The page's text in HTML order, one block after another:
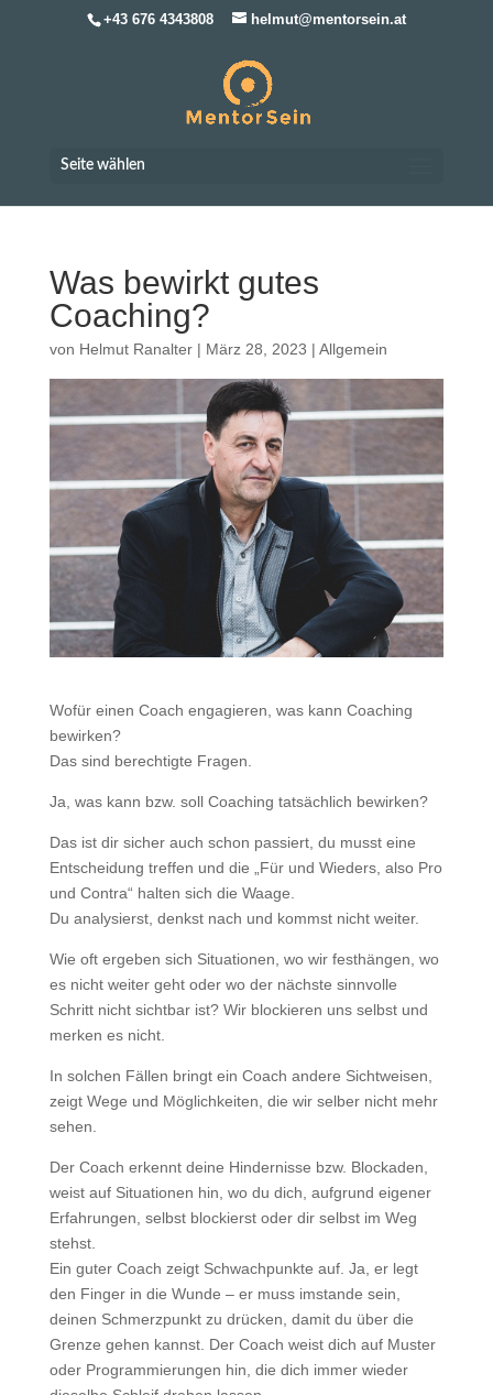
+43 676 4343808 helmut@mentorsein.at
Seite wählen
Was bewirkt gutes
Coaching?
von Helmut Ranalter| März 28, 2023 | Allgemein
Wofür einen Coach engagieren, was kann Coaching
bewirken?
Das sind berechtigte Fragen.
Ja, was kann bzw. soll Coaching tatsächlich bewirken?
Das ist dir sicher auch schon passiert, du musst eine
Entscheidung treffen und die „Für und Wieders, also Pro
und Contra“ halten sich die Waage.
Du analysierst, denkst nach und kommst nicht weiter.
Wie oft ergeben sich Situationen, wo wir festhängen, wo
es nicht weiter geht oder wo der nächste sinnvolle
Schritt nicht sichtbar ist? Wir blockieren uns selbst und
merken es nicht.
In solchen Fällen bringt ein Coach andere Sichtweisen,
zeigt Wege und Möglichkeiten, die wir selber nicht mehr
sehen.
Der Coach erkennt deine Hindernisse bzw. Blockaden,
weist auf Situationen hin, wo du dich, aufgrund eigener
Erfahrungen, selbst blockierst oder dir selbst im Weg
stehst.
Ein guter Coach zeigt Schwachpunkte auf. Ja, er legt
den Finger in die Wunde – er muss imstande sein,
deinen Schmerzpunkt zu drücken, damit du über die
Grenze gehen kannst. Der Coach weist dich auf Muster
oder Programmierungen hin, die dich immer wieder